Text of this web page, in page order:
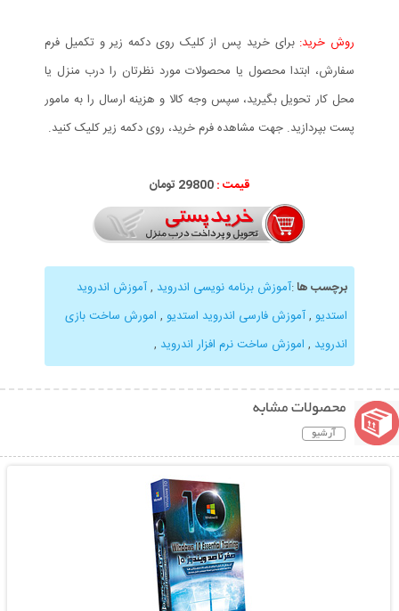
روش خرید: برای خرید پس از کلیک روی دکمه زیر و تکمیل فرم
سفارش، ابتدا محصول یا محصولات مورد نظرتان را درب منزل یا
محل کار تحویل بگیرید، سپس وجه کالا و هزینه ارسال را به مامور
پست بپردازید. جهت مشاهده فرم خرید، روی دکمه زیر کلیک کنید.
قیمت :29800 تومان
برچسب ها:آموزش برنامه نویسی اندروید ,آموزش اندروید
استدیو ,آموزش فارسی اندروید استدیو , امورش ساخت بازی
اندروید , اموزش ساخت نرم افزار اندروید ,
محصولات مشابه
آرشیو